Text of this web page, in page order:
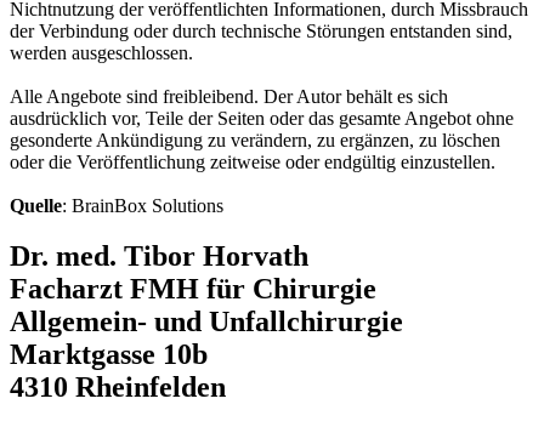
Nichtnutzung der veröffentlichten Informationen, durch Missbrauch
der Verbindung oder durch technische Störungen entstanden sind,
werden ausgeschlossen.
Alle Angebote sind freibleibend. Der Autor behält es sich
ausdrücklich vor, Teile der Seiten oder das gesamte Angebot ohne
gesonderte Ankündigung zu verändern, zu ergänzen, zu löschen
oder die Veröffentlichung zeitweise oder endgültig einzustellen.
Quelle: BrainBox Solutions
Dr. med. Tibor Horvath
Facharzt FMH für Chirurgie
Allgemein- und Unfallchirurgie
Marktgasse 10b
4310 Rheinfelden